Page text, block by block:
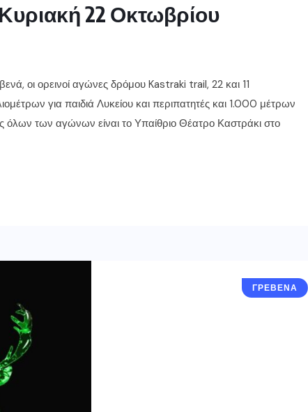
22 Οκτωβρίου
οι ορεινοί αγώνες δρόμου Kastraki trail, 22 και 11
για παιδιά Λυκείου και περιπατητές και 1.000 μέτρων
όλων των αγώνων είναι το Υπαίθριο Θέατρο Καστράκι στο
ΓΡΕΒΕΝΑ